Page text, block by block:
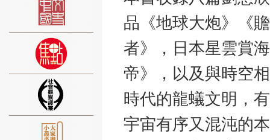
品《地球大炮》《
者》，日本星雲賞
帝》，以及與時空
時代的龍蟻文明，
宇宙有序又混沌的